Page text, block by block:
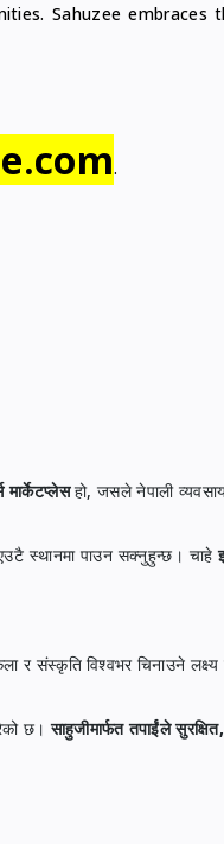
Sahuzee
.
मार्केटप्लेसहो, जसले नेपाली व्यवसाय
एउटै स्थानमा पाउन सक्नुहुन्छ। चाहे
र संस्कृति विश्वभर चिनाउने
छ।साहुजीमार्फत तपाईंले